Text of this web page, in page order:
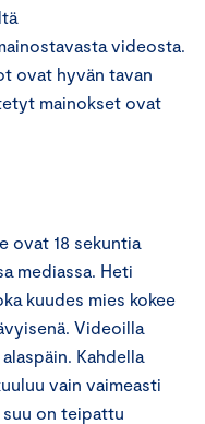
videosta.
ovat hyvän tavan
mainokset ovat
ovat 18 sekuntia
mediassa. Heti
kuudes mies kokee
Videoilla
Kahdella
vain vaimeasti
on teipattu